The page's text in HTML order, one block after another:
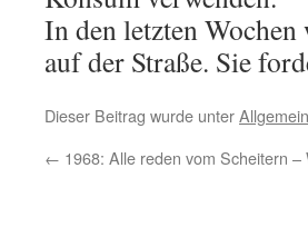
In den letzten Wochen
auf der Straße. Sie
Dieser Beitrag wurde unterAllgemein
← 1968: Alle reden vom Scheitern –